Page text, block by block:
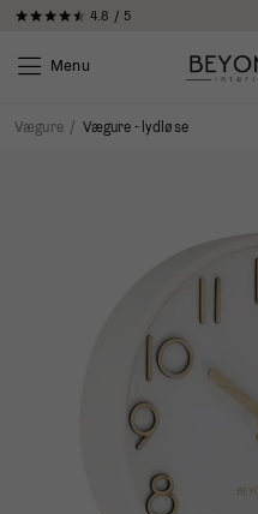
4.8 / 5
Menu
Vægure / Vægure - lydløse